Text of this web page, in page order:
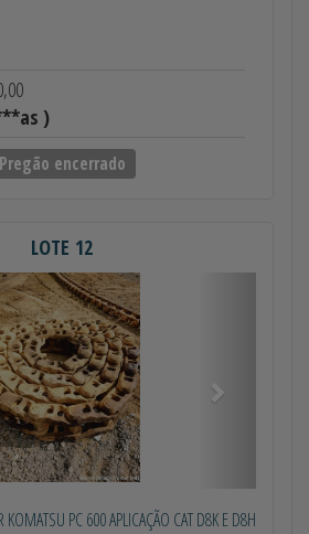
)
Pregão encerrado
LOTE 12
PC 600 APLICAÇÃO CAT D8K E D8H